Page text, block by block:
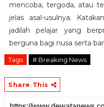
mencoba, tergoda, atau
jelas asal-usulnya.
jadilah pelajar yang
berguna bagi nusa serta
Tags # Breaking News
Share This